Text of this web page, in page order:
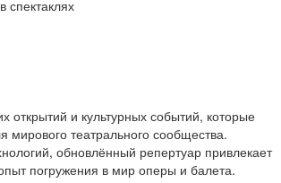
спектаклях
и культурных событий, которые
мирового театрального сообщества.
обновлённый репертуар привлекает
погружения в мир оперы и балета.